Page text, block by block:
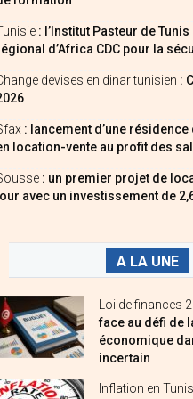
: l’Institut Pasteur de
d’Africa CDC pour la
devises en dinar tunisien :
: lancement d’une
location-vente au profit des
: un premier projet de
avec un investissement de
A LA UNE
Loi de finances
face au défi de
économique
incertain
Inflation en